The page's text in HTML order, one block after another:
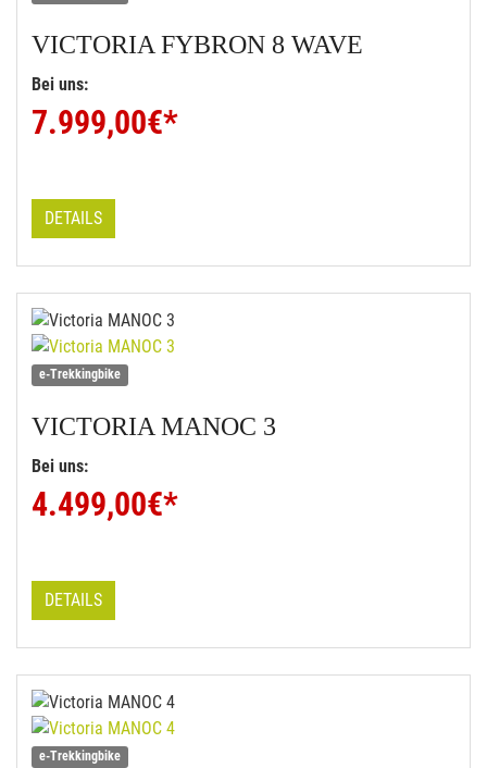
VICTORIA FYBRON 8 WAVE
Bei uns:
7.999,00€*
DETAILS
e-Trekkingbike
VICTORIA MANOC 3
Bei uns:
4.499,00€*
DETAILS
e-Trekkingbike